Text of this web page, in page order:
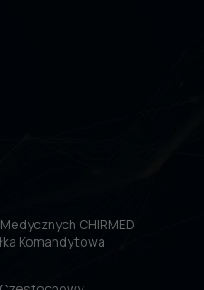
CHIRMED
Komandytowa